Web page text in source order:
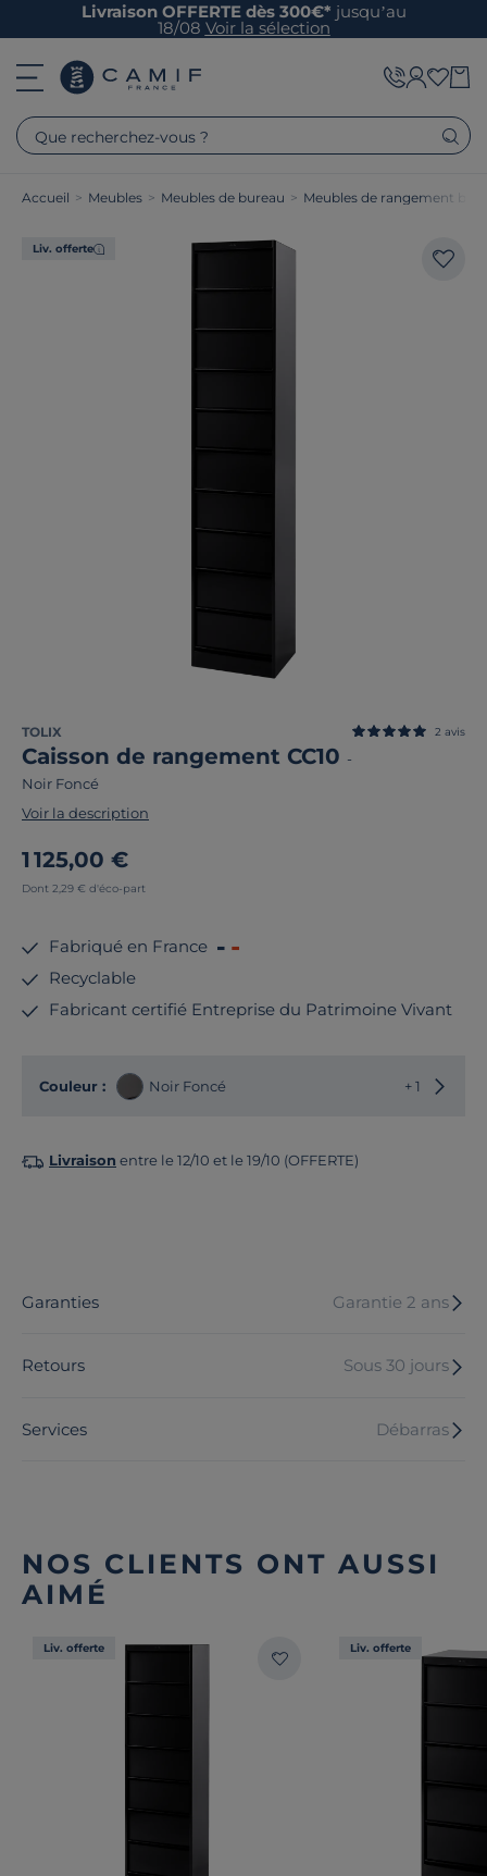
Livraison OFFERTE dès 300€* jusqu’au
18/08 Voir la sélection
Que recherchez-vous ?
Accueil > Meubles > Meubles de bureau > Meubles de rangement
Liv. offerte
TOLIX
Caisson de rangement CC10 -
Noir Foncé
2 avis
Voir la description
1 125,00 €
Dont 2,29 € d'éco-part
Fabriqué en France
Recyclable
Fabricant certifié Entreprise du Patrimoine Vivant
Couleur : Noir Foncé + 1
Livraison entre le 12/10 et le 19/10 (OFFERTE)
Garanties Garantie 2 ans
Retours Sous 30 jours
Services Débarras
NOS CLIENTS ONT AUSSI
AIMÉ
Liv. offerte Liv. offerte